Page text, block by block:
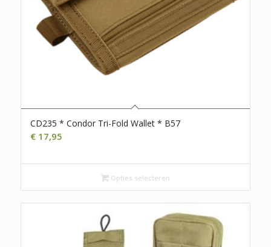
CD235 * Condor Tri-Fold Wallet * B57
€17,95
Opties selecteren